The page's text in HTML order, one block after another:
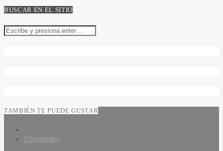
BUSCAR EN EL SITIO
TAMBIÉN TE PUEDE GUSTAR
Efemérides